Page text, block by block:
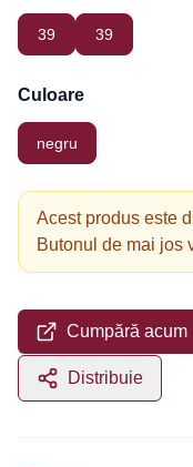
39 39
Culoare
negru
Acest produs este
Butonul de mai jos
Cumpără acum
Distribuie